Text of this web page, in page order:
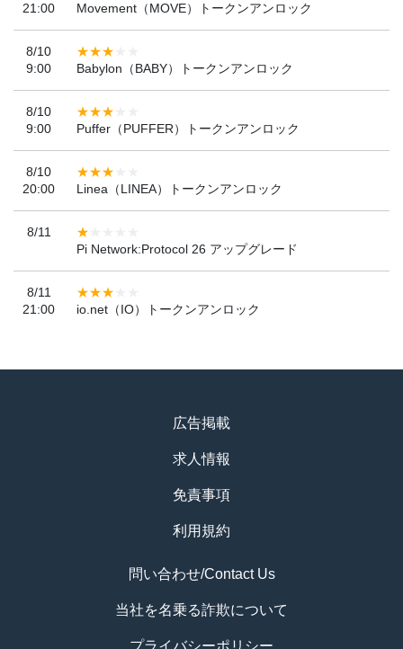
21:00
Movement（MOVE）トークンアンロック
8/10
9:00
Babylon（BABY）トークンアンロック
8/10
9:00
Puffer（PUFFER）トークンアンロック
8/10
20:00
Linea（LINEA）トークンアンロック
8/11
Pi Network:Protocol 26 アップグレード
8/11
21:00
io.net（IO）トークンアンロック
広告掲載
求人情報
免責事項
利用規約
問い合わせ/Contact Us
当社を名乗る詐欺について